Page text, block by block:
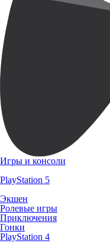
Игры и консоли
PlayStation 5
Экшен
Ролевые игры
Приключения
Гонки
PlayStation 4